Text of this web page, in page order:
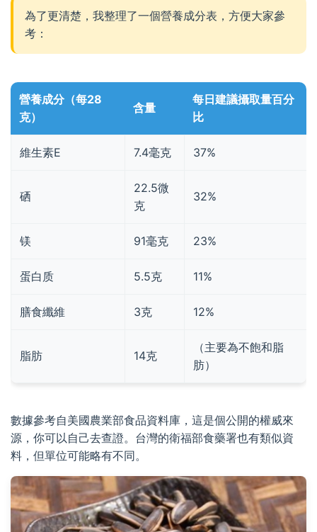
為了更清楚，我整理了一個營養成分表，方便大家參
考：
營養成分（每28
克）
含量
每日建議攝取量百分
比
維生素E 7.4毫克 37%
硒
22.5微
克
32%
镁 91毫克 23%
蛋白质 5.5克 11%
膳食纖維 3克 12%
脂肪 14克
（主要為不飽和脂
肪）
數據參考自美國農業部食品資料庫，這是個公開的權威來
源，你可以自己去查證。台灣的衛福部食藥署也有類似資
料，但單位可能略有不同。